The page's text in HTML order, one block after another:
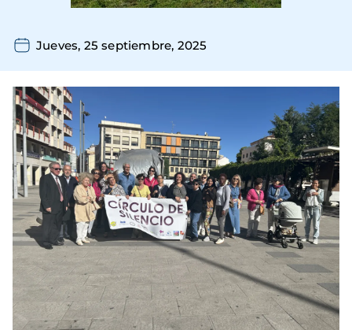
Jueves, 25 septiembre, 2025